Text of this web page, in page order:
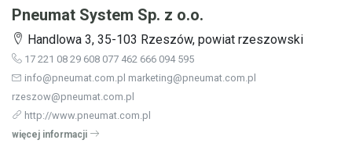
Pneumat System Sp. z o.o.
Handlowa 3, 35-103 Rzeszów, powiat rzeszowski
17 221 08 29 608 077 462 666 094 595
info@pneumat.com.pl marketing@pneumat.com.pl
rzeszow@pneumat.com.pl
http://www.pneumat.com.pl
więcej informacji